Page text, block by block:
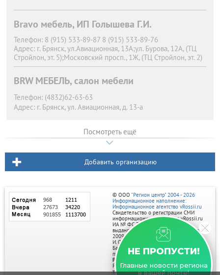
Bravo мебель, ИП Голышева Г.И.
Телефон: 8 (915) 533-89-87 8 (915) 533-89-76
Адрес: г. Брянск, ул.Авиационная, 13А;ул. Бурова, 12А, (ТЦ
Стройлон, эт. 5);Московский просп., 1Ж, (ТЦ Стройлон, эт. 2)
BRW МЕБЕЛЬ, салон мебели
Телефон: (4832)62-63-63
Адрес: г. Брянск, ул. Авиационная, д. 13-а
Посмотреть ещё
Добавить организацию
НЕ ПРОПУСТИ!
Главные новости региона
в вашей почте!
© ООО "Регион центр" 2004 - 2026
Информационное наполнение:
Информационное агентство vRossii.ru
Свидетельство о регистрации СМИ
информационного агентства vRossii.ru
ИА № ФС 77‑35502
выдано РОСКОМНАДЗОРом 04 марта
2009г.
И. О. Главного редактора Нарыков А. Н.
Баннеры на портале размещаются на
правах рекламы.
Реклама на портале:
Рекламное агентство "Умный маркетинг"
тел. 7-910-267-70-40,